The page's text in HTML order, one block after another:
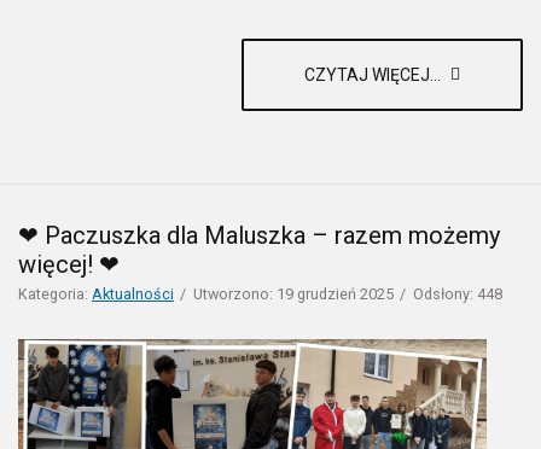
CZYTAJ WIĘCEJ...
❤ Paczuszka dla Maluszka – razem możemy
więcej! ❤
Kategoria: Aktualności Utworzono: 19 grudzień 2025 Odsłony: 448